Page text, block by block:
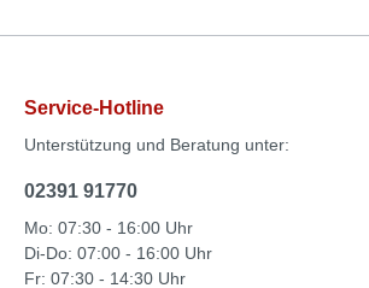
Service-Hotline
Unterstützung und Beratung unter:
02391 91770
Mo: 07:30 - 16:00 Uhr
Di-Do: 07:00 - 16:00 Uhr
Fr: 07:30 - 14:30 Uhr